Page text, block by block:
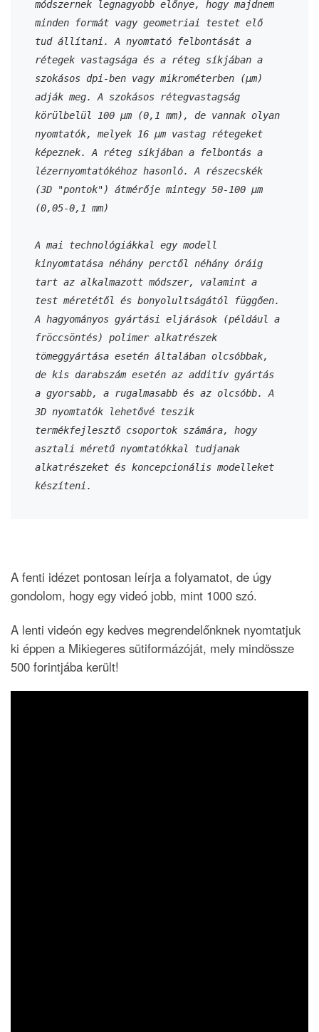
módszernek legnagyobb előnye, hogy majdnem
minden formát vagy geometriai testet elő
tud állítani. A nyomtató felbontását a
rétegek vastagsága és a réteg síkjában a
szokásos dpi-ben vagy mikrométerben (μm)
adják meg. A szokásos rétegvastagság
körülbelül 100 μm (0,1 mm), de vannak olyan
nyomtatók, melyek 16 μm vastag rétegeket
képeznek. A réteg síkjában a felbontás a
lézernyomtatókéhoz hasonló. A részecskék
(3D "pontok") átmérője mintegy 50-100 μm
(0,05-0,1 mm)
A mai technológiákkal egy modell
kinyomtatása néhány perctől néhány óráig
tart az alkalmazott módszer, valamint a
test méretétől és bonyolultságától függően.
A hagyományos gyártási eljárások (például a
fröccsöntés) polimer alkatrészek
tömeggyártása esetén általában olcsóbbak,
de kis darabszám esetén az additív gyártás
a gyorsabb, a rugalmasabb és az olcsóbb. A
3D nyomtatók lehetővé teszik
termékfejlesztő csoportok számára, hogy
asztali méretű nyomtatókkal tudjanak
alkatrészeket és koncepcionális modelleket
készíteni.
A fenti idézet pontosan leírja a folyamatot, de úgy
gondolom, hogy egy videó jobb, mint 1000 szó.
A lenti videón egy kedves megrendelőnknek nyomtatjuk
ki éppen a Mikiegeres sütiformázóját, mely mindössze
500 forintjába került!